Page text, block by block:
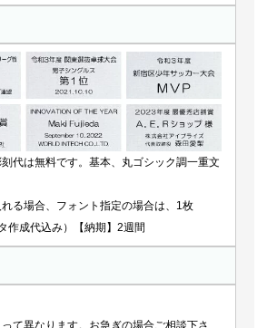
代は無料です。基本、丸ゴシック調一重文
る場合、フォント指定の場合は、1枚
作成代込み）【納期】2週間